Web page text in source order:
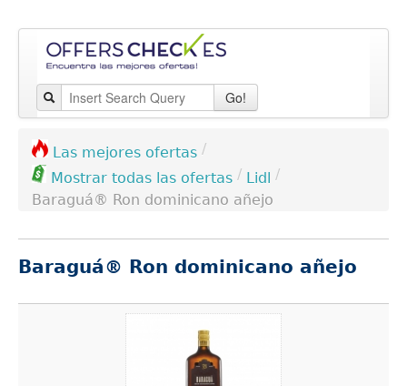
Go!
Las mejores ofertas /
Mostrar todas las ofertas / Lidl /
Baraguá® Ron dominicano añejo
Baraguá® Ron dominicano añejo